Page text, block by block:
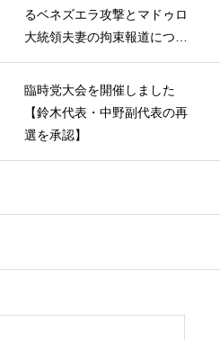
るベネズエラ攻撃とマドゥロ
大統領夫妻の拘束報道につい
て【党声明】
臨時党大会を開催しました
【鈴木代表・中野副代表の再
選を承認】